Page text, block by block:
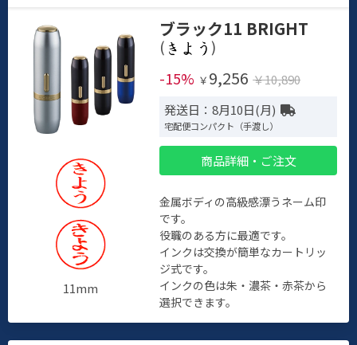
11mm
ブラック11 BRIGHT
(
)
-15% ￥ 9,256 ￥10,890
発送日：8月10日(月)
宅配便コンパクト（手渡し）
商品詳細・ご注文
金属ボディの高級感漂うネーム印
です。
役職のある方に最適です。
インクは交換が簡単なカートリッ
ジ式です。
インクの色は朱・濃茶・赤茶から
選択できます。